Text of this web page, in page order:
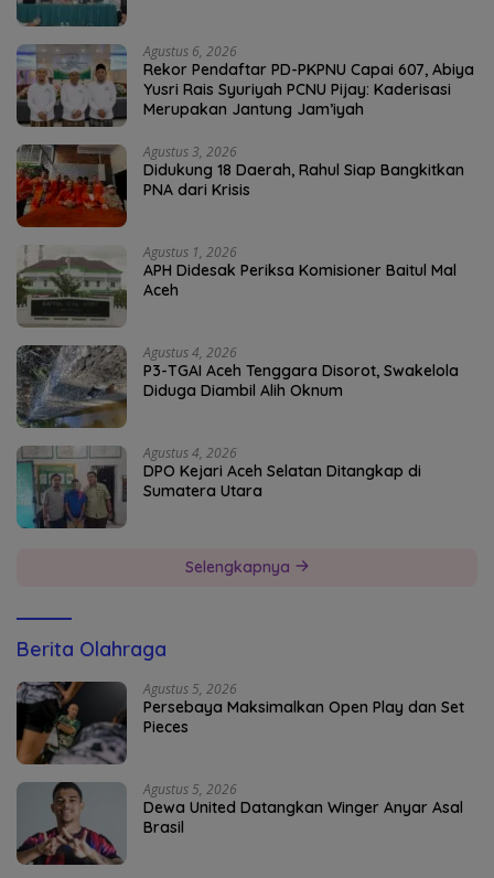
Agustus 6, 2026
Rekor Pendaftar PD-PKPNU Capai 607, Abiya
Yusri Rais Syuriyah PCNU Pijay: Kaderisasi
Merupakan Jantung Jam’iyah
Agustus 3, 2026
Didukung 18 Daerah, Rahul Siap Bangkitkan
PNA dari Krisis
Agustus 1, 2026
APH Didesak Periksa Komisioner Baitul Mal
Aceh
Agustus 4, 2026
P3-TGAI Aceh Tenggara Disorot, Swakelola
Diduga Diambil Alih Oknum
Agustus 4, 2026
DPO Kejari Aceh Selatan Ditangkap di
Sumatera Utara
Selengkapnya
Berita Olahraga
Agustus 5, 2026
Persebaya Maksimalkan Open Play dan Set
Pieces
Agustus 5, 2026
Dewa United Datangkan Winger Anyar Asal
Brasil